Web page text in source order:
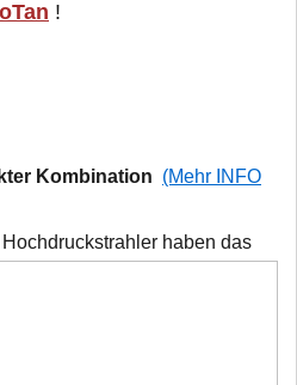
!
Kombination (Mehr INFO
haben das